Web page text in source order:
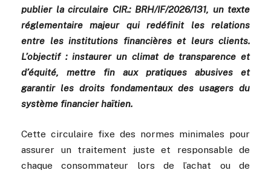
publier la circulaire CIR.: BRH/IF/2026/131, un texte
réglementaire majeur qui redéfinit les relations
entre les institutions financières et leurs clients.
L’objectif : instaurer un climat de transparence et
d’équité, mettre fin aux pratiques abusives et
garantir les droits fondamentaux des usagers du
système financier haïtien.
Cette circulaire fixe des normes minimales pour
assurer un traitement juste et responsable de
chaque consommateur lors de l’achat ou de